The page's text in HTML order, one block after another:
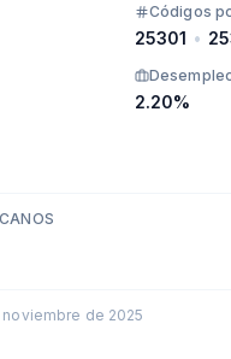
Códigos
25301 •
2.20%
noviembre de 2025